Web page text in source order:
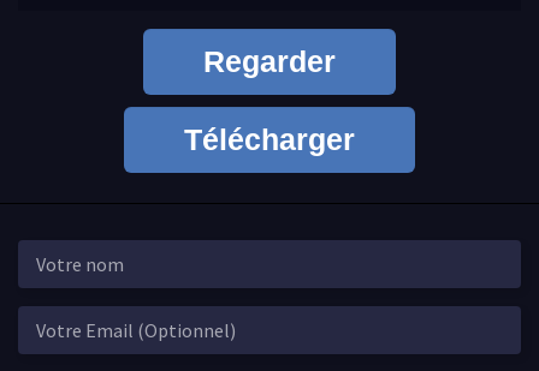
Regarder
Télécharger